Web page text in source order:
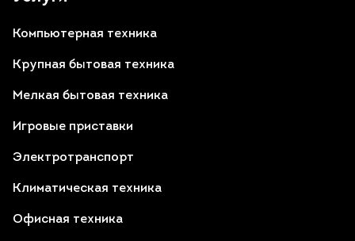
Компьютерная техника
Крупная бытовая техника
Мелкая бытовая техника
Игровые приставки
Электротранспорт
Климатическая техника
Офисная техника